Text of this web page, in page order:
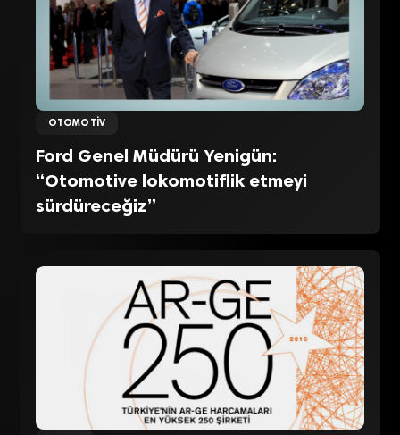
OTOMOTIV
Ford Genel Müdürü Yenigün:
“Otomotive lokomotiflik etmeyi
sürdüreceğiz”